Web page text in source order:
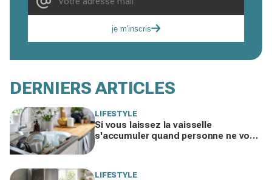
je m'inscris
DERNIERS ARTICLES
LIFESTYLE
Si vous laissez la vaisselle
s'accumuler quand personne ne vous
LIFESTYLE